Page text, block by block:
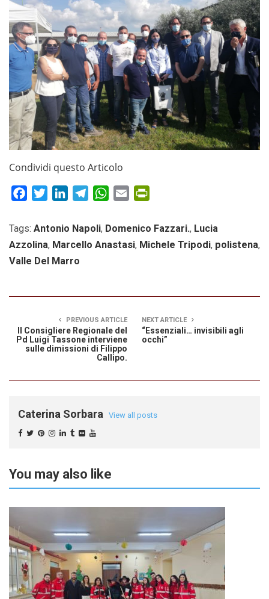
Condividi questo Articolo
FacebookTwitterLinkedInTelegramWhatsApp
Email
Tags: Antonio Napoli, Domenico Fazzari., Lucia
Azzolina, Marcello Anastasi, Michele Tripodi, polistena,
Valle Del Marro
PREVIOUS ARTICLE
Il Consigliere Regionale del
Pd Luigi Tassone interviene
sulle dimissioni di Filippo
Callipo.
NEXT ARTICLE
“Essenziali… invisibili agli
occhi”
Caterina Sorbara View all posts
You may also like